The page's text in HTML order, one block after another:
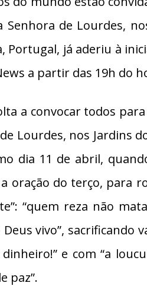
Senhora de Lourdes,
Portugal, já aderiu à
a partir das 19h do
a convocar todos
Lourdes, nos Jardins
dia 11 de abril,
oração do terço, para
“quem reza não
vivo”,
e com “a
paz”.